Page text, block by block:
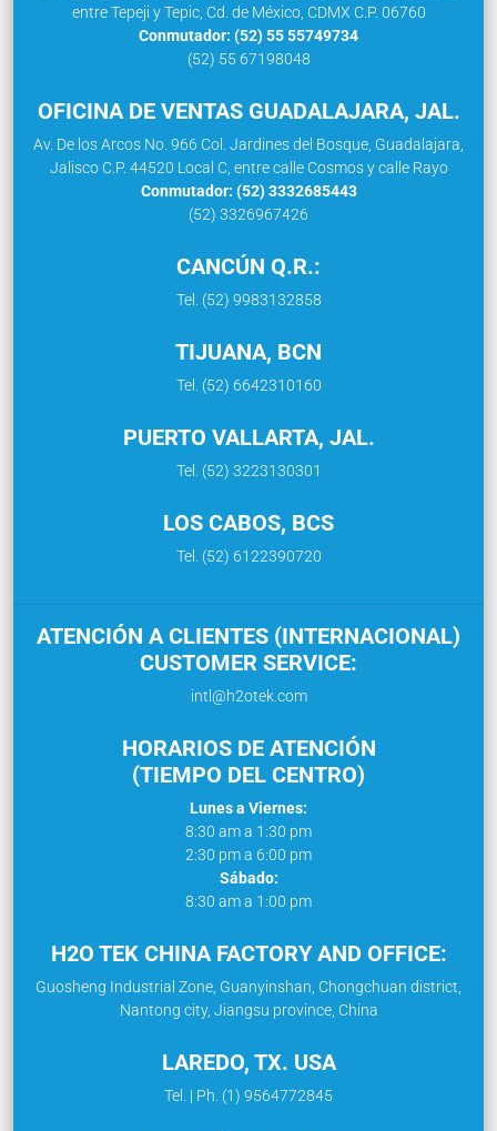
entre Tepeji y Tepic, Cd. de México, CDMX C.P. 06760
Conmutador: (52) 55 55749734
(52) 55 67198048
OFICINA DE VENTAS GUADALAJARA, JAL.
Av. De los Arcos No. 966 Col. Jardines del Bosque, Guadalajara,
Jalisco C.P. 44520 Local C, entre calle Cosmos y calle Rayo
Conmutador: (52) 3332685443
(52) 3326967426
CANCÚN Q.R.:
Tel. (52) 9983132858
TIJUANA, BCN
Tel. (52) 6642310160
PUERTO VALLARTA, JAL.
Tel. (52) 3223130301
LOS CABOS, BCS
Tel. (52) 6122390720
ATENCIÓN A CLIENTES (INTERNACIONAL)
CUSTOMER SERVICE:
intl@h2otek.com
HORARIOS DE ATENCIÓN
(TIEMPO DEL CENTRO)
Lunes a Viernes:
8:30 am a 1:30 pm
2:30 pm a 6:00 pm
Sábado:
8:30 am a 1:00 pm
H2O TEK CHINA FACTORY AND OFFICE:
Guosheng Industrial Zone, Guanyinshan, Chongchuan district,
Nantong city, Jiangsu province, China
LAREDO, TX. USA
Tel. | Ph. (1) 9564772845